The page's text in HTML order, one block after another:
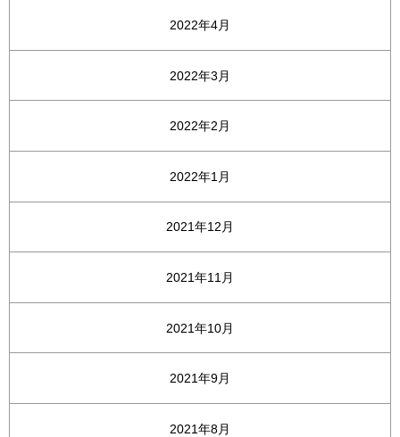
2022年4月
2022年3月
2022年2月
2022年1月
2021年12月
2021年11月
2021年10月
2021年9月
2021年8月